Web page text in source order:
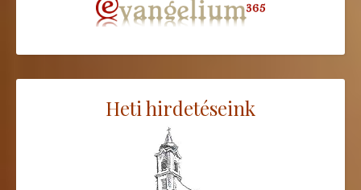
Heti hirdetéseink